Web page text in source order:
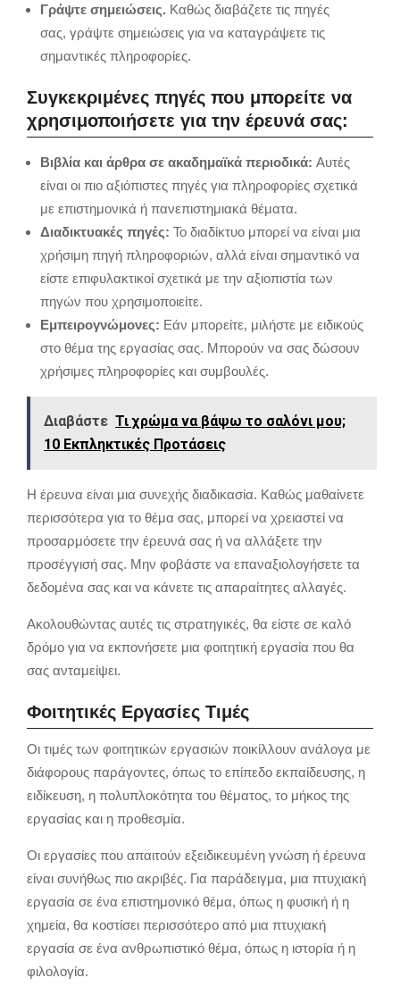
Γράψτε σημειώσεις. Καθώς διαβάζετε τις πηγές
σας, γράψτε σημειώσεις για να καταγράψετε τις
σημαντικές πληροφορίες.
Συγκεκριμένες πηγές που μπορείτε να
χρησιμοποιήσετε για την έρευνά σας:
Βιβλία και άρθρα σε ακαδημαϊκά περιοδικά: Αυτές
είναι οι πιο αξιόπιστες πηγές για πληροφορίες σχετικά
με επιστημονικά ή πανεπιστημιακά θέματα.
Διαδικτυακές πηγές: Το διαδίκτυο μπορεί να είναι μια
χρήσιμη πηγή πληροφοριών, αλλά είναι σημαντικό να
είστε επιφυλακτικοί σχετικά με την αξιοπιστία των
πηγών που χρησιμοποιείτε.
Εμπειρογνώμονες: Εάν μπορείτε, μιλήστε με ειδικούς
στο θέμα της εργασίας σας. Μπορούν να σας δώσουν
χρήσιμες πληροφορίες και συμβουλές.
Διαβάστε Τι χρώμα να βάψω το σαλόνι μου;
10 Εκπληκτικές Προτάσεις
Η έρευνα είναι μια συνεχής διαδικασία. Καθώς μαθαίνετε
περισσότερα για το θέμα σας, μπορεί να χρειαστεί να
προσαρμόσετε την έρευνά σας ή να αλλάξετε την
προσέγγισή σας. Μην φοβάστε να επαναξιολογήσετε τα
δεδομένα σας και να κάνετε τις απαραίτητες αλλαγές.
Ακολουθώντας αυτές τις στρατηγικές, θα είστε σε καλό
δρόμο για να εκπονήσετε μια φοιτητική εργασία που θα
σας ανταμείψει.
Φοιτητικές Εργασίες Τιμές
Οι τιμές των φοιτητικών εργασιών ποικίλλουν ανάλογα με
διάφορους παράγοντες, όπως το επίπεδο εκπαίδευσης, η
ειδίκευση, η πολυπλοκότητα του θέματος, το μήκος της
εργασίας και η προθεσμία.
Οι εργασίες που απαιτούν εξειδικευμένη γνώση ή έρευνα
είναι συνήθως πιο ακριβές. Για παράδειγμα, μια πτυχιακή
εργασία σε ένα επιστημονικό θέμα, όπως η φυσική ή η
χημεία, θα κοστίσει περισσότερο από μια πτυχιακή
εργασία σε ένα ανθρωπιστικό θέμα, όπως η ιστορία ή η
φιλολογία.